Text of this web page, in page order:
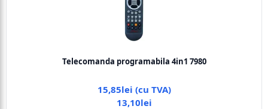
Telecomanda programabila 4in1 7980
15,85lei (cu TVA)
13,10lei